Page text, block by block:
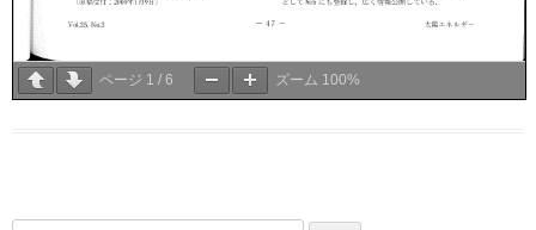
ページ 1 / 6 ズーム 100%